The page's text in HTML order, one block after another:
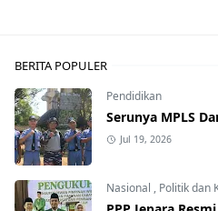
BERITA POPULER
Pendidikan
Serunya MPLS
Jul 19, 2026
Nasional , Politik dan